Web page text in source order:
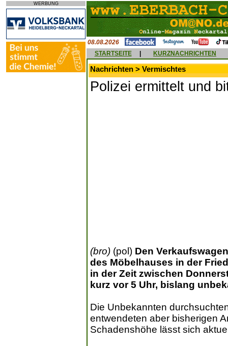
WERBUNG
08.08.2026
STARTSEITE
KURZNACHRICHTEN
Nachrichten > Vermischtes
Polizei ermittelt und
(bro) (pol) Den
des Möbelhauses in der
in der Zeit zwischen
kurz vor 5 Uhr, bislang
Die Unbekannten
entwendeten aber bisherigen
Schadenshöhe lässt sich